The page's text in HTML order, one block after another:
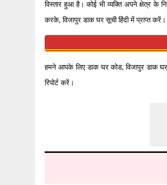
विस्तार हुआ है। कोई भी व्यक्ति अपने क्षेत्र के
करके, विजापुर डाक घर सूची हिंदी में प्राप्त करें।
हमने आपके लिए डाक घर कोड, विजापुर डाक घर
रिपोर्ट करें।